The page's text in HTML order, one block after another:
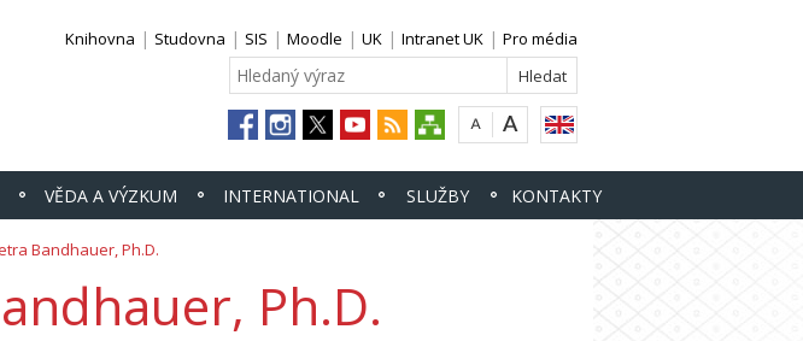
Knihovna Studovna SIS Moodle UK Intranet UK Pro média
VĚDA A VÝZKUM INTERNATIONAL SLUŽBY KONTAKTY
Bandhauer, Ph.D.
Ph.D.